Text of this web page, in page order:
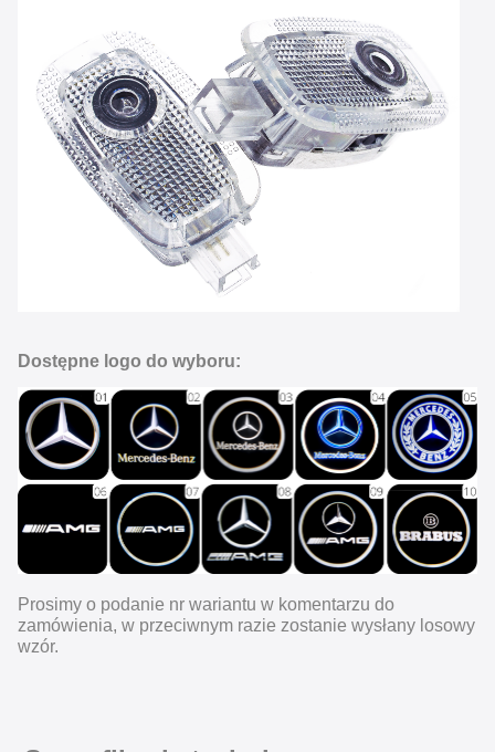
Dostępne logo do wyboru:
Prosimy o podanie nr wariantu w komentarzu do
zamówienia, w przeciwnym razie zostanie wysłany losowy
wzór.